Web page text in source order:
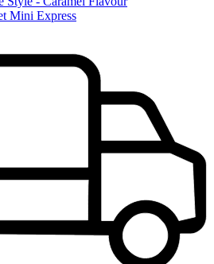
Mini Express